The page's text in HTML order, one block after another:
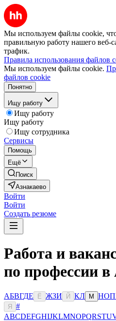
Мы используем файлы cookie,
правильную работу нашего веб-
трафик.
Правила использования файлов
Мы используем файлы cookie.
файлов cookie
Понятно
Ищу работу
Ищу работу
Ищу работу
Ищу сотрудника
Сервисы
Помощь
Ещё
Поиск
Азнакаево
Войти
Войти
Создать резюме
Работа и
по профессии в
АБВГДЕ Ё ЖЗИ Й КЛ М НОП
Я
#
ABCDEFGHIJKLMNOPQRSTU